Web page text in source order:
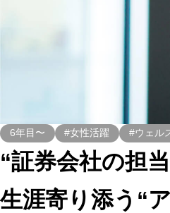
6年目〜 #女性活躍 #ウェル
“証券会社の担
生涯寄り添う“